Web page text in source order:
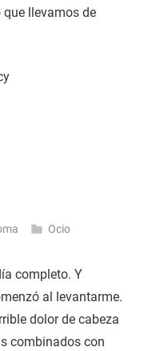
que llevamos de
Ocio
completo. Y
al levantarme.
dolor de cabeza
combinados con